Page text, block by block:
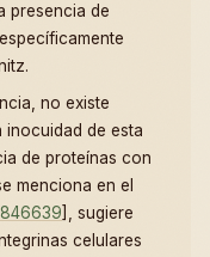
presencia de
no existe
de esta
de proteínas con
menciona en el
], sugiere
celulares